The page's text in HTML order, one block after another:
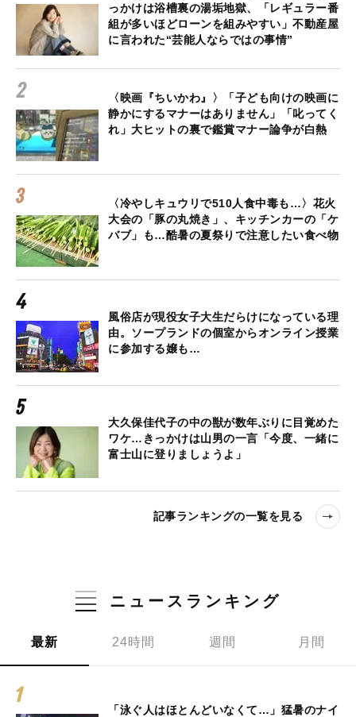
っかけは浴槽裏の湯垢地獄、「レギュラー番
組が多いほどローンを組みやすい」不動産屋
に言われた“芸能人ならではの事情”
〈映画『ちいかわ』〉「子ども向けの映画に
静かにするマナーはありません」「叱ってく
れ」大ヒットの裏で鑑賞マナー論争が白熱
〈冷やしキュウリで510人食中毒も…〉花火
大会の「豚の丸焼き」、キッチンカーの「ケ
バブ」も…酷暑の夏祭りで注意したい食べ物
風俗店が現役女子大生だらけになっている理
由。ソープランドの個室からオンライン授業
に参加する嬢も…
大久保佳代子の中の獣が数年ぶりに目覚めた
ワケ…きっかけは山男の一言「今度、一緒に
富士山に登りましょうよ」
記事ランキングの一覧を見る
ニュースランキング
最新 24時間 週間 月間
「泳ぐ人はほとんどいなくて…」猛暑のナイ